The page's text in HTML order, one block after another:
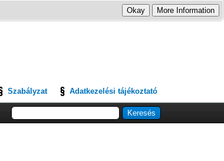
Szabályzat Adatkezelési tájékoztató